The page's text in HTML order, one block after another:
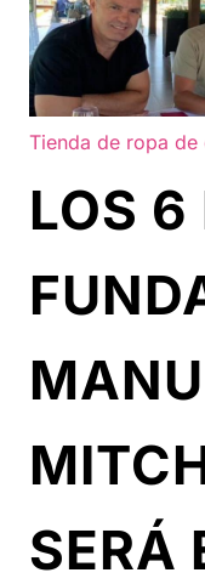
Tienda de ropa de
LOS 6
SERÁ